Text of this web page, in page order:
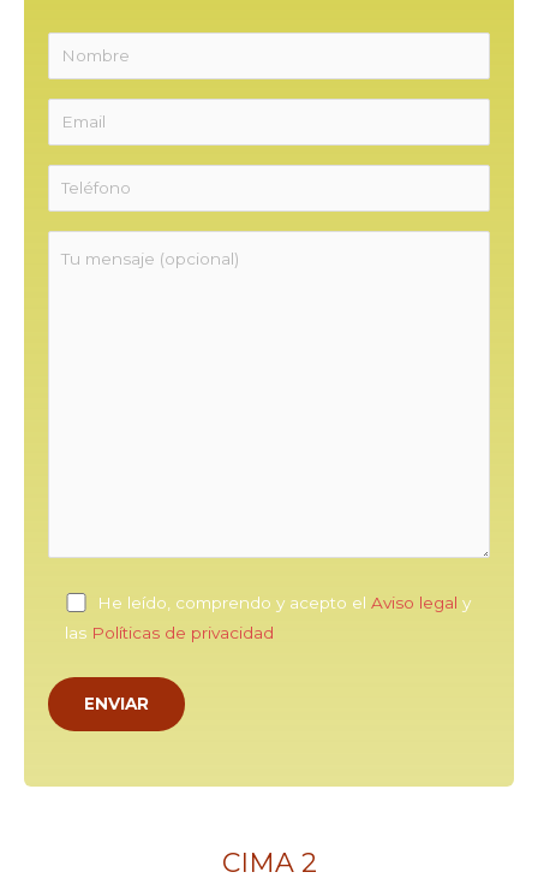
He leído, comprendo y acepto el Aviso legal y
las Políticas de privacidad
CIMA 2